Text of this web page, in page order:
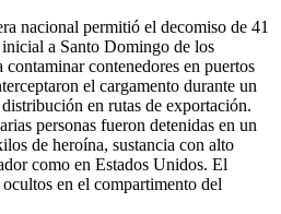
nacional permitió el decomiso de 41
a Santo Domingo de los
contenedores en puertos
el cargamento durante un
en rutas de exportación.
personas fueron detenidas en un
de heroína, sustancia con alto
como en Estados Unidos. El
en el compartimento del